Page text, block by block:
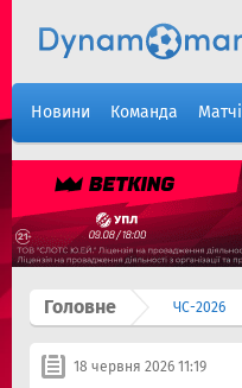
Новини Команда Матчі
Головне ЧС-2026
18 червня 2026 11:19